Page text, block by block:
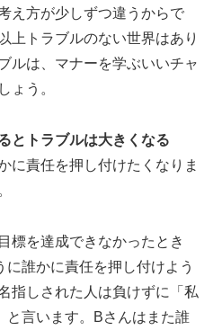
え方が少しずつ違うからで
上トラブルのない世界はあり
ルは、マナーを学ぶいいチャ
ょう。
とトラブルは大きくなる
責任を押し付けたくなりま
標を達成できなかったとき
に誰かに責任を押し付けよう
指しされた人は負けずに「私
と言います。Bさんはまた誰